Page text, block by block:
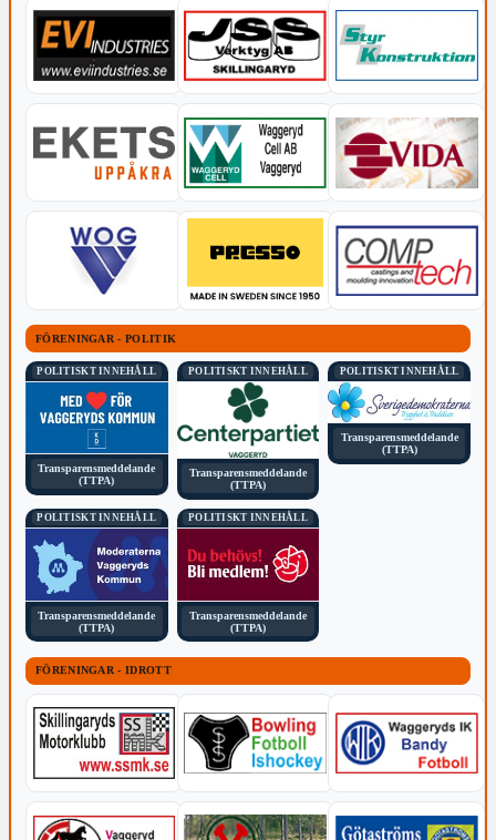
FÖRENINGAR - POLITIK
POLITISKT INNEHÅLL
Transparensmeddelande
(TTPA)
POLITISKT INNEHÅLL
Transparensmeddelande
(TTPA)
POLITISKT INNEHÅLL
Transparensmeddelande
(TTPA)
POLITISKT INNEHÅLL
Transparensmeddelande
(TTPA)
POLITISKT INNEHÅLL
Transparensmeddelande
(TTPA)
FÖRENINGAR - IDROTT